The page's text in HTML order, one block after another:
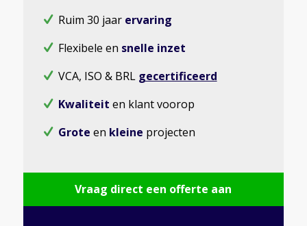
Ruim 30 jaar ervaring
Flexibele en snelle inzet
VCA, ISO & BRL gecertificeerd
Kwaliteit en klant voorop
Grote en kleine projecten
Vraag direct een offerte aan